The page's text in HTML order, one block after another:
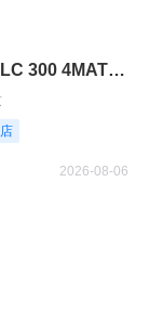
奔驰GLC轿跑2020款 GLC 300 4MATIC 轿跑SUV
2026-08-06